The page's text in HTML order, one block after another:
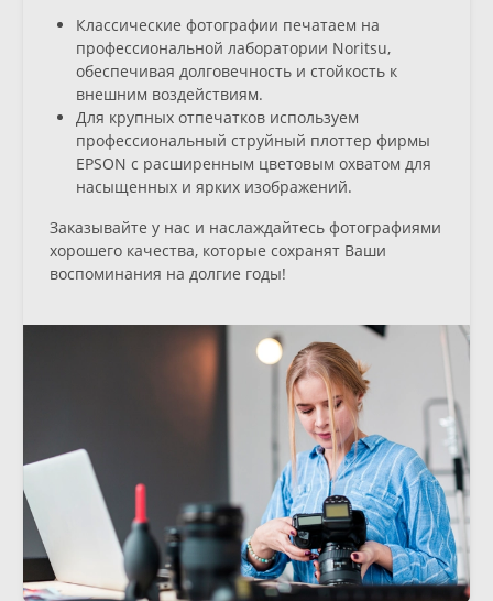
Классические фотографии печатаем на
профессиональной лаборатории Noritsu,
обеспечивая долговечность и стойкость к
внешним воздействиям.
Для крупных отпечатков используем
профессиональный струйный плоттер фирмы
EPSON с расширенным цветовым охватом для
насыщенных и ярких изображений.
Заказывайте у нас и наслаждайтесь фотографиями
хорошего качества, которые сохранят Ваши
воспоминания на долгие годы!